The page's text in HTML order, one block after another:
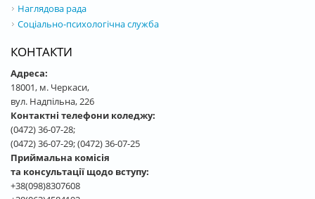
Наглядова рада
Соціально-психологічна служба
КОНТАКТИ
Адреса:
18001, м. Черкаси,
вул. Надпільна, 226
Контактні телефони коледжу:
(0472) 36-07-28;
(0472) 36-07-29; (0472) 36-07-25
Приймальна комісія
та консультації щодо вступу:
+38(098)8307608